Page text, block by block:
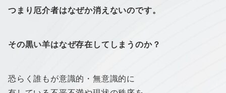
つまり厄介者はなぜか消えないのです。
その黒い羊はなぜ存在してしまうのか？
恐らく誰もが意識的・無意識的に